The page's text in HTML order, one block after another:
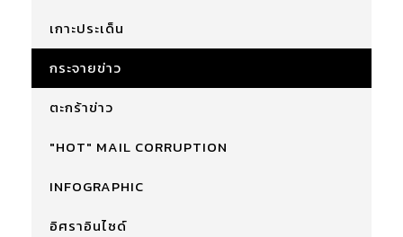
เกาะประเด็น
กระจายข่าว
ตะกร้าข่าว
"HOT" MAIL CORRUPTION
INFOGRAPHIC
อิศราอินไซด์